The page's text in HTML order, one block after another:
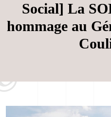
Social] La
hommage au